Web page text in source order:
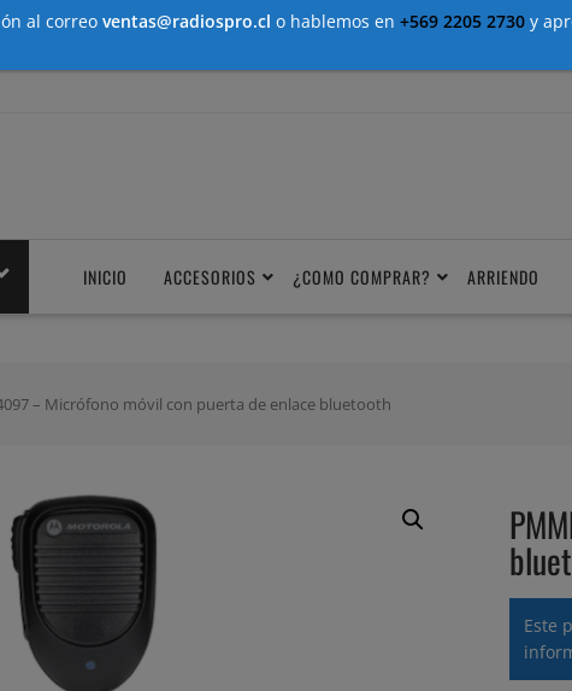
INICIO ACCESORIOS ¿COMO COMPRAR? ARRIENDO
– Micrófono móvil con puerta de enlace bluetooth
Este
al correo ventas@radiospro.cl o hablemos en +569 2205 2730 y